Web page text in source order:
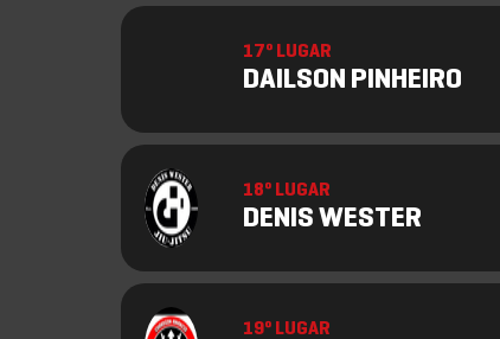
17º LUGAR
DAILSON PINHEIRO
18º LUGAR
DENIS WESTER
19º LUGAR